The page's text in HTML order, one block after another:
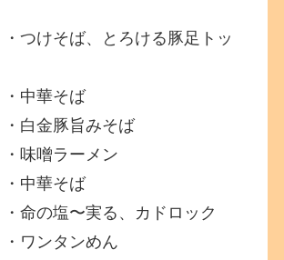
・つけそば、とろける豚足トッ
・中華そば
・白金豚旨みそば
・味噌ラーメン
・中華そば
・命の塩〜実る、カドロック
・ワンタンめん